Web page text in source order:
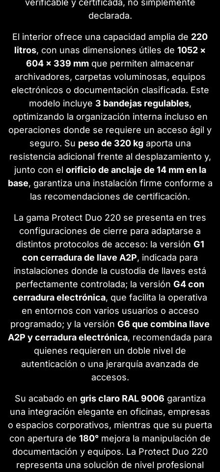
verificable y certificada, no simplemente
declarada.
El interior ofrece una capacidad amplia de 220
litros, con unas dimensiones útiles de 1052 ×
604 × 339 mm que permiten almacenar
archivadores, carpetas voluminosas, equipos
electrónicos o documentación clasificada. Este
modelo incluye 3 bandejas regulables,
optimizando la organización interna incluso en
operaciones donde se requiere un acceso ágil y
seguro. Su peso de 320 kgaporta una
resistencia adicional frente al desplazamiento y,
junto con el orificio de anclaje de 14 mm en la
base, garantiza una instalación firme conforme a
las recomendaciones de certificación.
La gama Protect Duo 220 se presenta en tres
configuraciones de cierre para adaptarse a
distintos protocolos de acceso: la versión G1
con cerradura de llave A2P, indicada para
instalaciones donde la custodia de llaves está
perfectamente controlada; la versión G4 con
cerradura electrónica, que facilita la operativa
en entornos con varios usuarios o acceso
programado; y la versión G6 que combina llave
A2P y cerradura electrónica, recomendada para
quienes requieren un doble nivel de
autenticación o una jerarquía avanzada de
accesos.
Su acabado en gris claro RAL 9006 garantiza
una integración elegante en oficinas, empresas
o espacios corporativos, mientras que su puerta
con apertura de 180° mejora la manipulación de
documentación y equipos. La Protect Duo 220
representa una solución de nivel profesional